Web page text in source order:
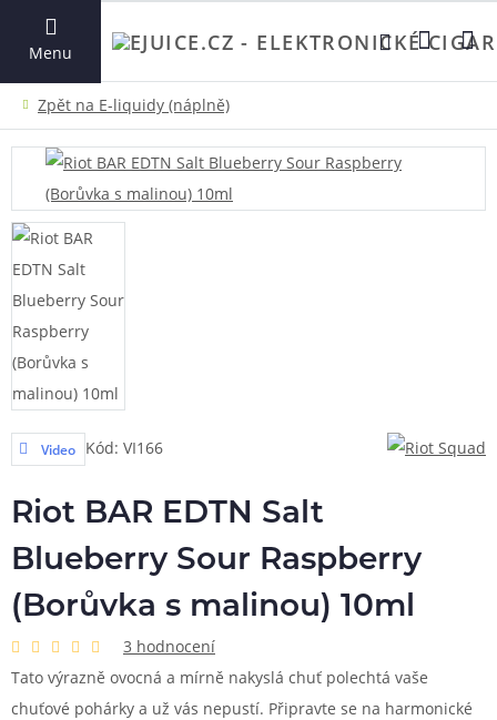
Menu
VYHLEDAT
Video Kód: VI166
Riot BAR EDTN Salt
Blueberry Sour Raspberry
(Borůvka s malinou) 10ml
3 hodnocení
Tato výrazně ovocná a mírně nakyslá chuť polechtá vaše
chuťové pohárky a už vás nepustí. Připravte se na harmonické